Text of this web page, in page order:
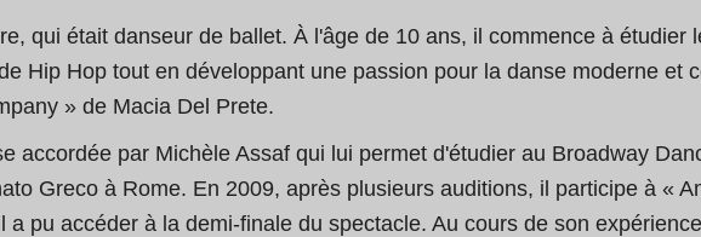
qui était danseur de ballet. À l'âge de 10 ans, il commence à étudier
Hip Hop tout en développant une passion pour la danse moderne et
» de Macia Del Prete.
accordée par Michèle Assaf qui lui permet d'étudier au Broadway
Greco à Rome. En 2009, après plusieurs auditions, il participe à «
pu accéder à la demi-finale du spectacle. Au cours de son